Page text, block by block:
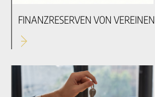
FINANZRESERVEN VON VEREINEN